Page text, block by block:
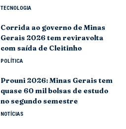
TECNOLOGIA
Corrida ao governo de Minas
Gerais 2026 tem reviravolta
com saída de Cleitinho
POLÍTICA
Prouni 2026: Minas Gerais tem
quase 60 mil bolsas de estudo
no segundo semestre
NOTÍCIAS